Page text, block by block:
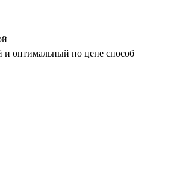
и оптимальный по цене способ